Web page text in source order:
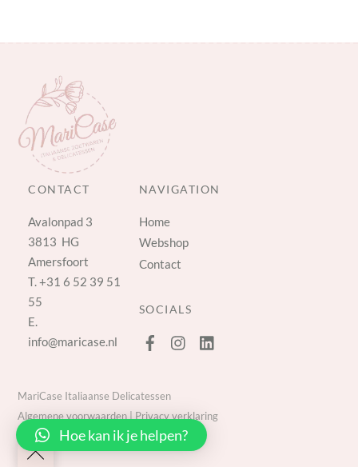
CONTACT
Avalonpad 3
3813 HG
Amersfoort
T.+31 6 52 39 51
55
E.
info@maricase.nl
NAVIGATION
Home
Webshop
Contact
SOCIALS
Back
MariCase Italiaanse Delicatessen
Algemene voorwaarden
Privacy verklaring
Hoe kan ik je helpen?